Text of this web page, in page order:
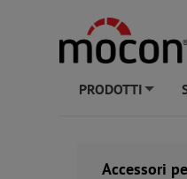
PRODOTTI
Accessori